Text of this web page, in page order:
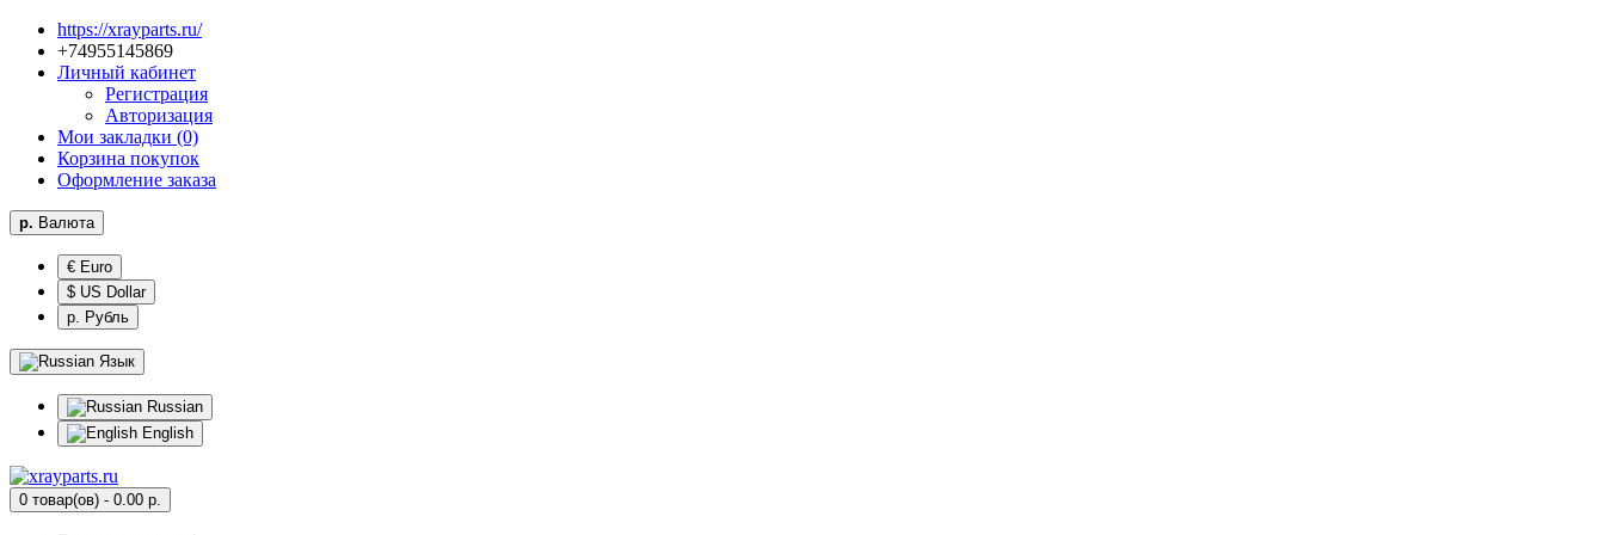
https://xrayparts.ru/
96854155947+
Личный кабинет
Регистрация
Авторизация
Мои закладки (0)
Корзина покупок
Оформление заказа
р. Валюта
€ Euro
$ US Dollar
р. Рубль
Язык
Russian
English
0 товар(ов) - 0.00 р.